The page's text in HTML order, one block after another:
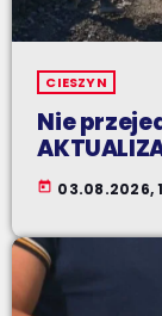
CIESZYN
Nie
today 03.08.2026,